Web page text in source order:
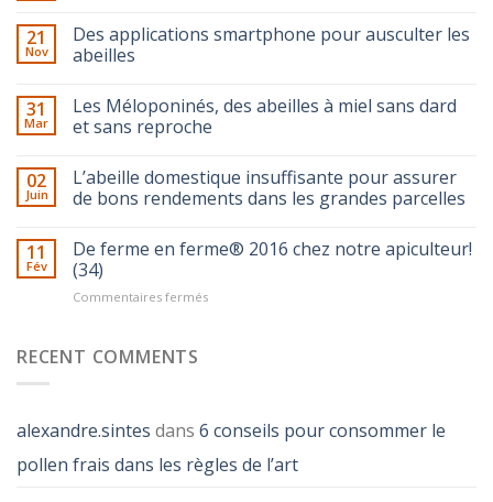
21
Nov
Des applications smartphone pour ausculter les
abeilles
31
Mar
Les Méloponinés, des abeilles à miel sans dard
et sans reproche
02
Juin
L’abeille domestique insuffisante pour assurer
de bons rendements dans les grandes parcelles
11
Fév
De ferme en ferme® 2016 chez notre apiculteur!
(34)
Commentaires fermés
notre
(34)
RECENT COMMENTS
alexandre.sintes dans 6 conseils pour consommer le
pollen frais dans les règles de l’art